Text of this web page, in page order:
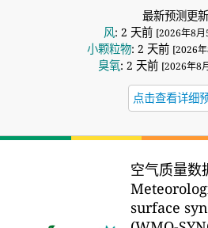
最新预测更
风: 2 天前 [2026年8
小颗粒物: 2 天前 [2026
臭氧: 2 天前 [2026年8
点击查看详细
空气质量数
surface